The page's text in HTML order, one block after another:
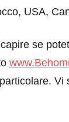
USA,
se
Vi